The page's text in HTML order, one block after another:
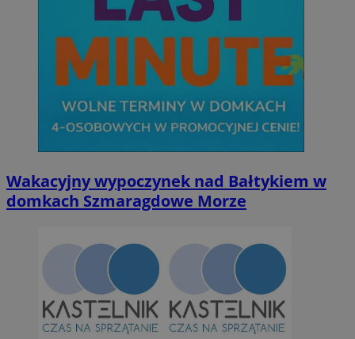
Wakacyjny wypoczynek nad Bałtykiem w
domkach Szmaragdowe Morze